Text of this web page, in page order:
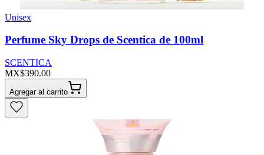
Unisex
Perfume Sky Drops de Scentica de 100ml
SCENTICA
MX$390.00
Agregar al carrito